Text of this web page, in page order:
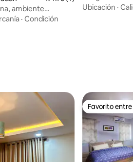
reseñas
ambiente
· Condición
GRA
Ubicación ·
Favorito
Favorito